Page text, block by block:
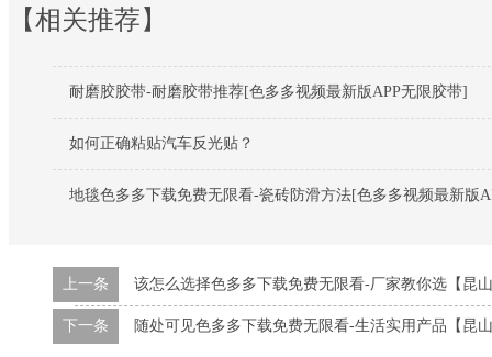
【相关推荐】
耐磨胶胶带-耐磨胶带推荐[色多多视频最新版APP无限胶带]
如何正确粘贴汽车反光贴？
地毯色多多下载免费无限看-瓷砖防滑方法[色多多视频最新版
上一条 该怎么选择色多多下载免费无限看-厂家教你选【昆
下一条 随处可见色多多下载免费无限看-生活实用产品【昆